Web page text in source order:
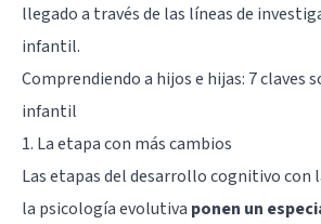
llegado a través de las líneas de
infantil.
Comprendiendo a hijos e hijas: 7 claves
infantil
1. La etapa con más cambios
Las etapas del desarrollo cognitivo con
la psicología evolutiva ponen un